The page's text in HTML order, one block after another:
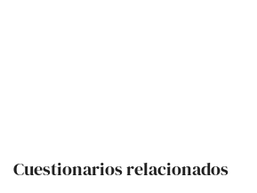
Cuestionarios relacionados